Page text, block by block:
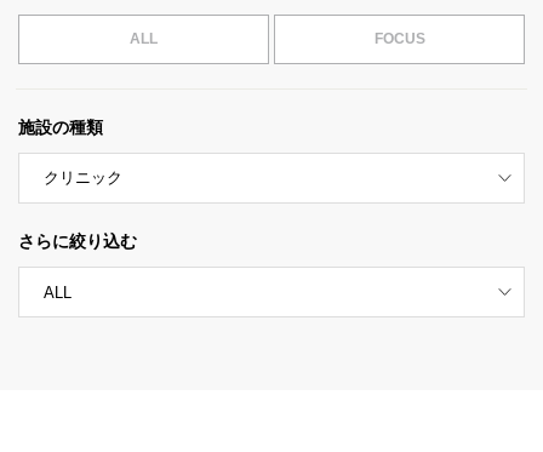
ALL FOCUS
施設の種類
さらに絞り込む